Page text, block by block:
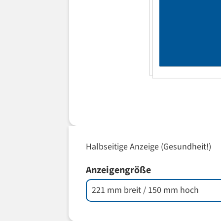
Halbseitige Anzeige (Gesundheit!)
Anzeigengröße